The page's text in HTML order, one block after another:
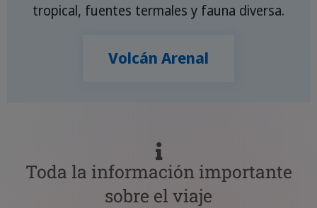
tropical, fuentes termales y fauna diversa.
Volcán Arenal
Toda la información importante
sobre el viaje